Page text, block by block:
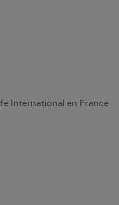
International en France